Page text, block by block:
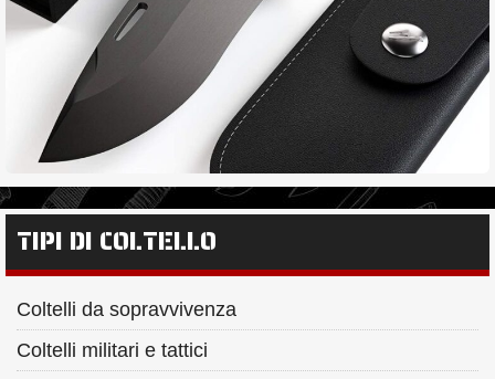
TIPI DI COLTELLO
Coltelli da sopravvivenza
Coltelli militari e tattici